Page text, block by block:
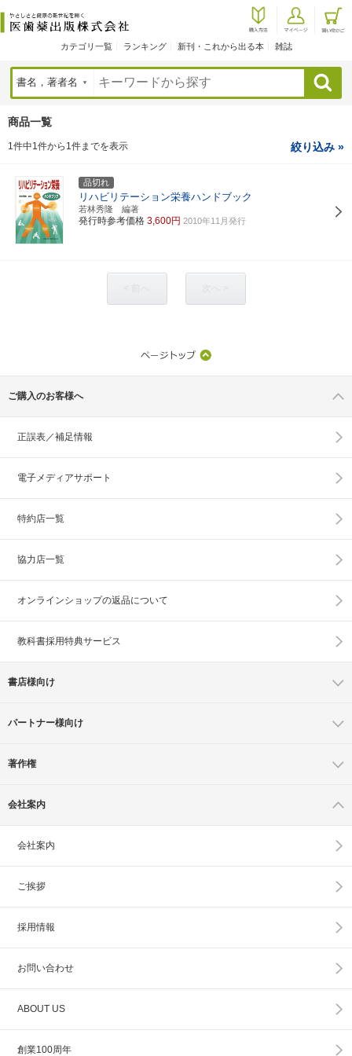
カテゴリ一覧 ランキング 新刊・これから出る本 雑誌
検索
商品一覧
1件中1件から1件までを表示 絞り込み »
品切れ
リハビリテーション栄養ハンドブック
若林秀隆 編著
発行時参考価格 3,600円 2010年11月発行
ご購入のお客様へ
正誤表／補足情報
電子メディアサポート
特約店一覧
協力店一覧
オンラインショップの返品について
教科書採用特典サービス
書店様向け
パートナー様向け
著作権
会社案内
会社案内
ご挨拶
採用情報
お問い合わせ
ABOUT US
創業100周年